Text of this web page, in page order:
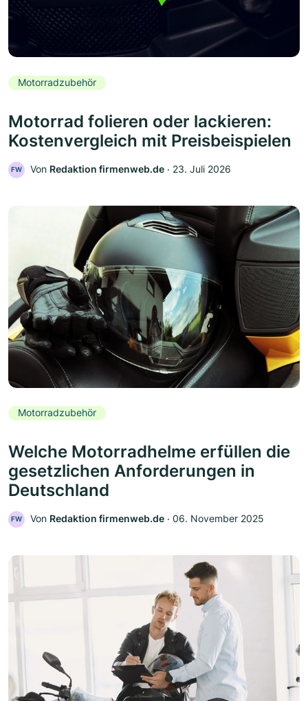
Motorradzubehör
Motorrad folieren oder lackieren:
Kostenvergleich mit Preisbeispielen
FW Von Redaktion firmenweb.de ‧ 23. Juli 2026
Motorradzubehör
Welche Motorradhelme erfüllen die
gesetzlichen Anforderungen in
Deutschland
FW Von Redaktion firmenweb.de ‧ 06. November 2025